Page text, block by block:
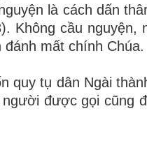
là cách dấn
Không cầu nguyện,
mất chính Chúa.
quy tụ dân Ngài
được gọi cũng